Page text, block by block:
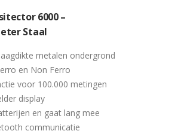
6000 –
Staal
metalen ondergrond
en Non Ferro
voor 100.000 metingen
display
en gaat lang mee
communicatie